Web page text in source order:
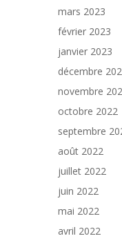
mars 2023
février 2023
janvier 2023
décembre
novembre
octobre 2022
septembre
août 2022
juillet 2022
juin 2022
mai 2022
avril 2022